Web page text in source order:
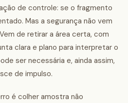
de controle: se o fragmento
Mas a segurança não vem
de retirar a área certa, com
clara e plano para interpretar o
ser necessária e, ainda assim,
de impulso.
é colher amostra não